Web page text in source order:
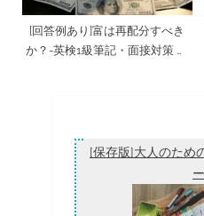
[回答例あり]富は再配分すべき
か？-英検1級筆記・面接対策 ト
[保存版]大人のため
ー